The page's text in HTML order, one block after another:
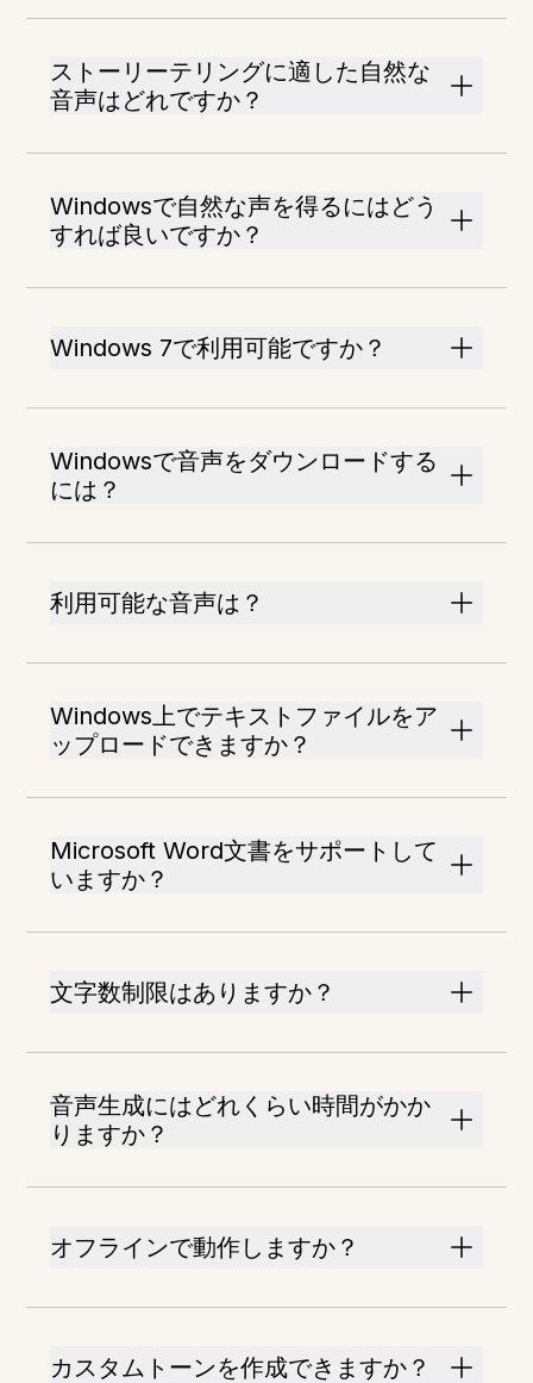
ストーリーテリングに適した自然な
音声はどれですか？
Windowsで自然な声を得るにはどう
すれば良いですか？
Windows 7で利用可能ですか？
Windowsで音声をダウンロードする
には？
利用可能な音声は？
Windows上でテキストファイルをア
ップロードできますか？
Microsoft Word文書をサポートして
いますか？
文字数制限はありますか？
音声生成にはどれくらい時間がかか
りますか？
オフラインで動作しますか？
カスタムトーンを作成できますか？